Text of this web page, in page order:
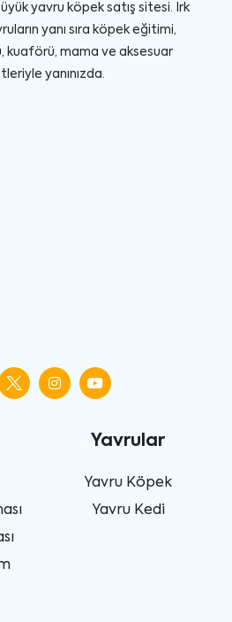
yavru köpek satış sitesi. Irk
yanı sıra köpek eğitimi,
kuaförü, mama ve aksesuar
yanınızda.
Yavrular
Yavru Köpek
Yavru Kedi